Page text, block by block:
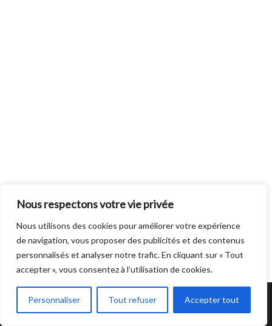
Nous respectons votre vie privée
Nous utilisons des cookies pour améliorer votre expérience
de navigation, vous proposer des publicités et des contenus
personnalisés et analyser notre trafic. En cliquant sur « Tout
accepter », vous consentez à l’utilisation de cookies.
Personnaliser Tout refuser Accepter tout
Neve | Propulsé parWordPress